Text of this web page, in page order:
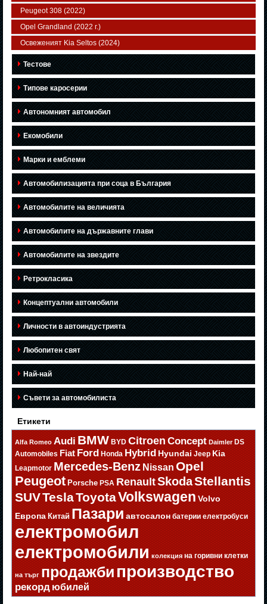
Peugeot 308 (2022)
Opel Grandland (2022 г.)
Освеженият Kia Seltos (2024)
Тестове
Типове каросерии
Автономният автомобил
Екомобили
Марки и емблеми
Автомобилизацията при соца в България
Автомобилите на величията
Автомобилите на държавните глави
Автомобилите на звездите
Ретрокласика
Концептуални автомобили
Личности в автоиндустрията
Любопитен свят
Най-най
Съвети за автомобилиста
Етикети
Alfa Romeo Audi BMW BYD Citroen Concept Daimler DS
Automobiles Fiat Ford Honda Hybrid Hyundai Jeep Kia
Leapmotor Mercedes-Benz Nissan Opel
Peugeot Porsche PSA RenaultSkodaStellantis
SUVTeslaToyotaVolkswagen Volvo
Европа Китай Пазари автосалон батерии електробуси
електромобил
електромобили колекция на горивни клетки
на търг продажбипроизводство
рекорд юбилей